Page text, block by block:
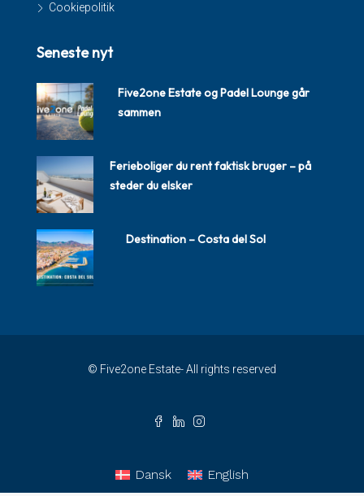
Cookiepolitik
Seneste nyt
Five2one Estate og Padel Lounge går
sammen
Ferieboliger du rent faktisk bruger – på
steder du elsker
Destination – Costa del Sol
© Five2one Estate- All rights reserved
Dansk English